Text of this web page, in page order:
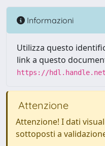
Informazioni
Utilizza questo
link a questo
https://
Attenzione
Attenzione! I dati
sottoposti a